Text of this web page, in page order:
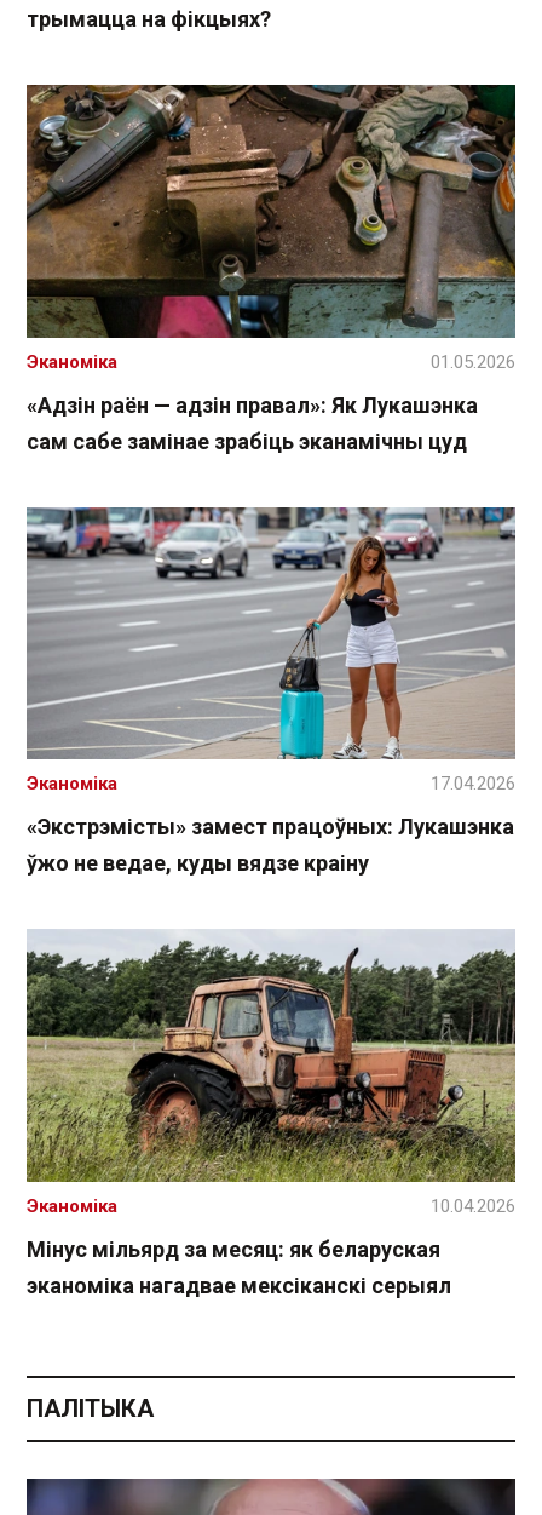
трымацца на фікцыях?
«Адзін раён — адзін правал»: Як Лукашэнка
сам сабе замінае зрабіць эканамічны цуд
Эканоміка 01.05.2026
«Экстрэмісты» замест працоўных: Лукашэнка
ўжо не ведае, куды вядзе краіну
Эканоміка 17.04.2026
Мінус мільярд за месяц: як беларуская
эканоміка нагадвае мексіканскі серыял
Эканоміка 10.04.2026
ПАЛІТЫКА